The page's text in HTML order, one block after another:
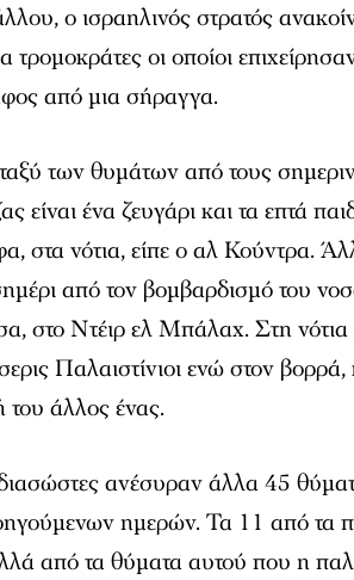
ο ισραηλινός στρατός
τρομοκράτες οι οποίοι
από μια σήραγγα.
των θυμάτων από τους
είναι ένα ζευγάρι και τα επτά
στα νότια, είπε ο αλ Κούντρα.
από τον βομβαρδισμό του
στο Ντέιρ ελ Μπάλαχ. Στη
Παλαιστίνιοι ενώ στον
του άλλος ένας.
ανέσυραν άλλα 45
ημερών. Τα 11 από τα
από τα θύματα αυτού που η